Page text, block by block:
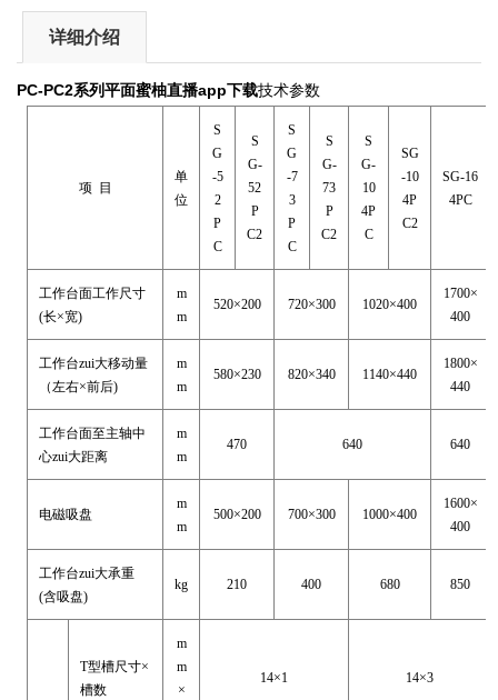
详细介绍
PC-PC2系列平面蜜柚直播app下载技术参数
项 目
单
位
S
G
-5
2
P
C
S
G-
52
P
C2
S
G
-7
3
P
C
S
G-
73
P
C2
S
G-
10
4P
C
SG
-10
4P
C2
SG-16
4PC
工作台面工作尺寸
(长×宽)
m
m
520×200 720×300 1020×400
1700×
400
工作台zui大移动量
（左右×前后)
m
m
580×230 820×340 1140×440
1800×
440
工作台面至主轴中
心zui大距离
m
m
470 640 640
电磁吸盘
m
m
500×200 700×300 1000×400
1600×
400
工作台zui大承重
(含吸盘)
kg 210 400 680 850
T型槽尺寸×
槽数
m
m
×
14×1 14×3